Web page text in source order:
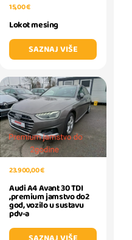
15,00 €
Lokot mesing
SAZNAJ VIŠE
23.900,00 €
Audi A4 Avant 30 TDI
,premium jamstvo do2
god, vozilo u sustavu
pdv-a